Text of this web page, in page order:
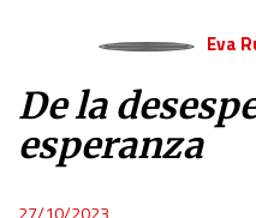
Eva
De la
esperanza
27/10/2023